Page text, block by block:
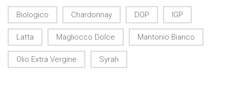
Biologico Chardonnay DOP IGP
Latta Magliocco Dolce Mantonio Bianco
Olio Extra Vergine Syrah